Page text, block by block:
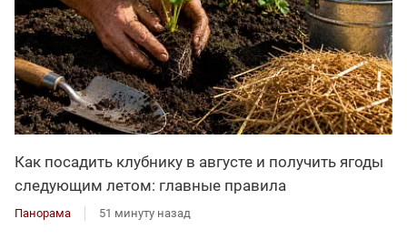
Как посадить клубнику в августе и получить ягоды
следующим летом: главные правила
Панорама 51 минуту назад